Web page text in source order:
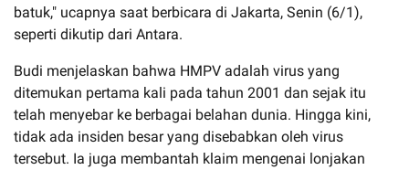
batuk," ucapnya saat berbicara di Jakarta, Senin (6/1),
seperti dikutip dari Antara.
Budi menjelaskan bahwa HMPV adalah virus yang
ditemukan pertama kali pada tahun 2001 dan sejak itu
telah menyebar ke berbagai belahan dunia. Hingga kini,
tidak ada insiden besar yang disebabkan oleh virus
tersebut. Ia juga membantah klaim mengenai lonjakan